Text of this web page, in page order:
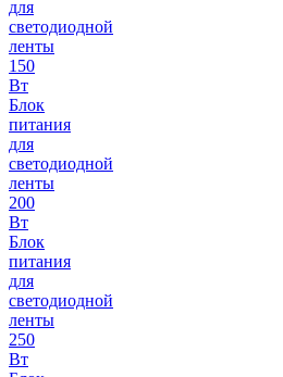
для
светодиодной
ленты
150
Вт
Блок
питания
для
светодиодной
ленты
200
Вт
Блок
питания
для
светодиодной
ленты
250
Вт